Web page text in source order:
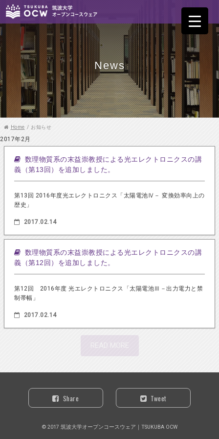
News
Home / お知らせ
2017年2月
数理物質系の末益崇教授による光エレクトロニクスの講
義（第13回）を追加しました。
第13回 2016年度光エレクトロニクス「太陽電池Ⅳ－ 変換効率向上の
歴史」
2017.02.14
数理物質系の末益崇教授による光エレクトロニクスの講
義（第12回）を追加しました。
第12回 2016年度 光エレクトロニクス「太陽電池Ⅲ－出力電力と禁
制帯幅」
2017.02.14
READ MORE
Share Tweet
© 2017 筑波大学オープンコースウェア｜TSUKUBA OCW